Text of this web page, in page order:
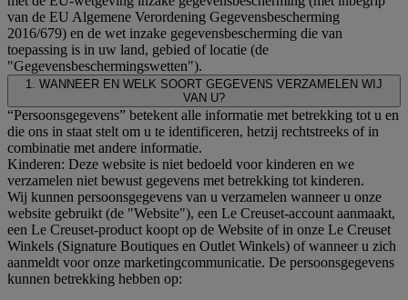
van de EU Algemene Verordening Gegevensbescherming
2016/679) en de wet inzake gegevensbescherming die van
toepassing is in uw land, gebied of locatie (de
"Gegevensbeschermingswetten").
1. WANNEER EN WELK SOORT GEGEVENS VERZAMELEN WIJ
VAN U?
“Persoonsgegevens” betekent alle informatie met betrekking tot u en
die ons in staat stelt om u te identificeren, hetzij rechtstreeks of in
combinatie met andere informatie.
Kinderen: Deze website is niet bedoeld voor kinderen en we
verzamelen niet bewust gegevens met betrekking tot kinderen.
Wij kunnen persoonsgegevens van u verzamelen wanneer u onze
website gebruikt (de "Website"), een Le Creuset-account aanmaakt,
een Le Creuset-product koopt op de Website of in onze Le Creuset
Winkels (Signature Boutiques en Outlet Winkels) of wanneer u zich
aanmeldt voor onze marketingcommunicatie. De persoonsgegevens
kunnen betrekking hebben op: